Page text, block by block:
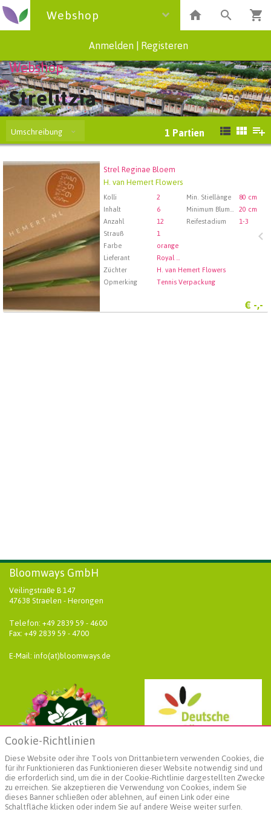
Webshop
Anmelden Registeren
Webshop
Strelitzia
Umschreibung 1 Partien
Strel Reginae Bloem
H. van Hemert Flowers
Kolli 2 Min. Stiellänge
80 cm
Inhalt
6 Minimum Blume Mantel Länge (cm)
20 cm
Anzahl
12 Reifestadium
1-3
Strauß
1
Farbe
orange
Lieferant
Royal FloraHolland Aalsmeer
Züchter
H. van Hemert Flowers
Opmerking
Tennis Verpackung
€ -,-
Strel Reginae Bloem
Wählen Sie zuerst ein Abfartdatum.
Bloomways GmbH
Veilingstraße B 147
47638 Straelen - Herongen
Telefon: +49 2839 59 - 4600
Fax: +49 2839 59 - 4700
E-Mail: info(at)bloomways.de
Weiterführende Informationen
Cookie-Richtlinien
Diese Website oder ihre Tools von Drittanbietern verwenden Cookies, die
für ihr Funktionieren das Funktionieren dieser Website notwendig sind und
die erforderlich sind, um die in der Cookie-Richtlinie dargestellten Zwecke
zu erreichen. Sie akzeptieren die Verwendung von Cookies, indem Sie
dieses Banner schließen oder ablehnen, auf einen Link oder eine
Schaltfläche klicken oder indem Sie auf andere Weise weiter surfen.